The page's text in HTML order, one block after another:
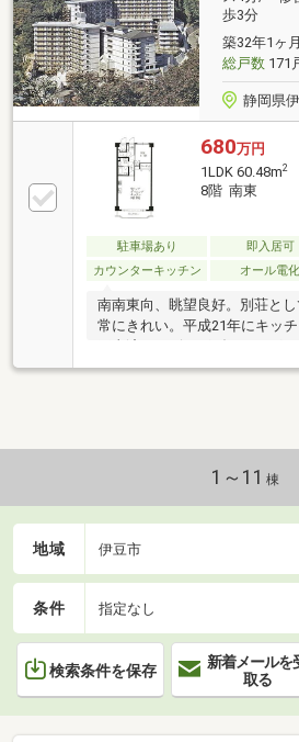
歩3分
築32年1ヶ
総戸数171
静岡県
680万円
1LDK 60.48m2
8階 南東
駐車場あり 即入居可
カウンターキッチン
オール電化
南南東向、眺望良好。別荘と
常にきれい。平成21年にキッ
工事済。リビングダイニング
グ工事及び壁・天井の張替、
1～11 棟
地域 伊豆市
条件 指定なし
検索条件を保存
新着メールを
取る